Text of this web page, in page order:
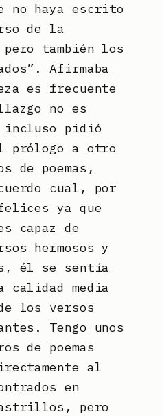
no haya escrito
de la
también los
Afirmaba
es frecuente
no es
incluso pidió
prólogo a otro
de poemas,
cual, por
ya que
capaz de
hermosos y
él se sentía
calidad media
los versos
Tengo unos
de poemas
al
en
pero